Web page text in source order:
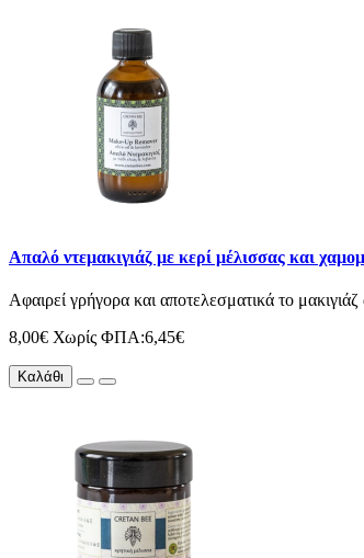
Απαλό ντεμακιγιάζ με κερί μέλισσας και
Αφαιρεί γρήγορα και αποτελεσματικά το
8,00€ Χωρίς ΦΠΑ:6,45€
Καλάθι